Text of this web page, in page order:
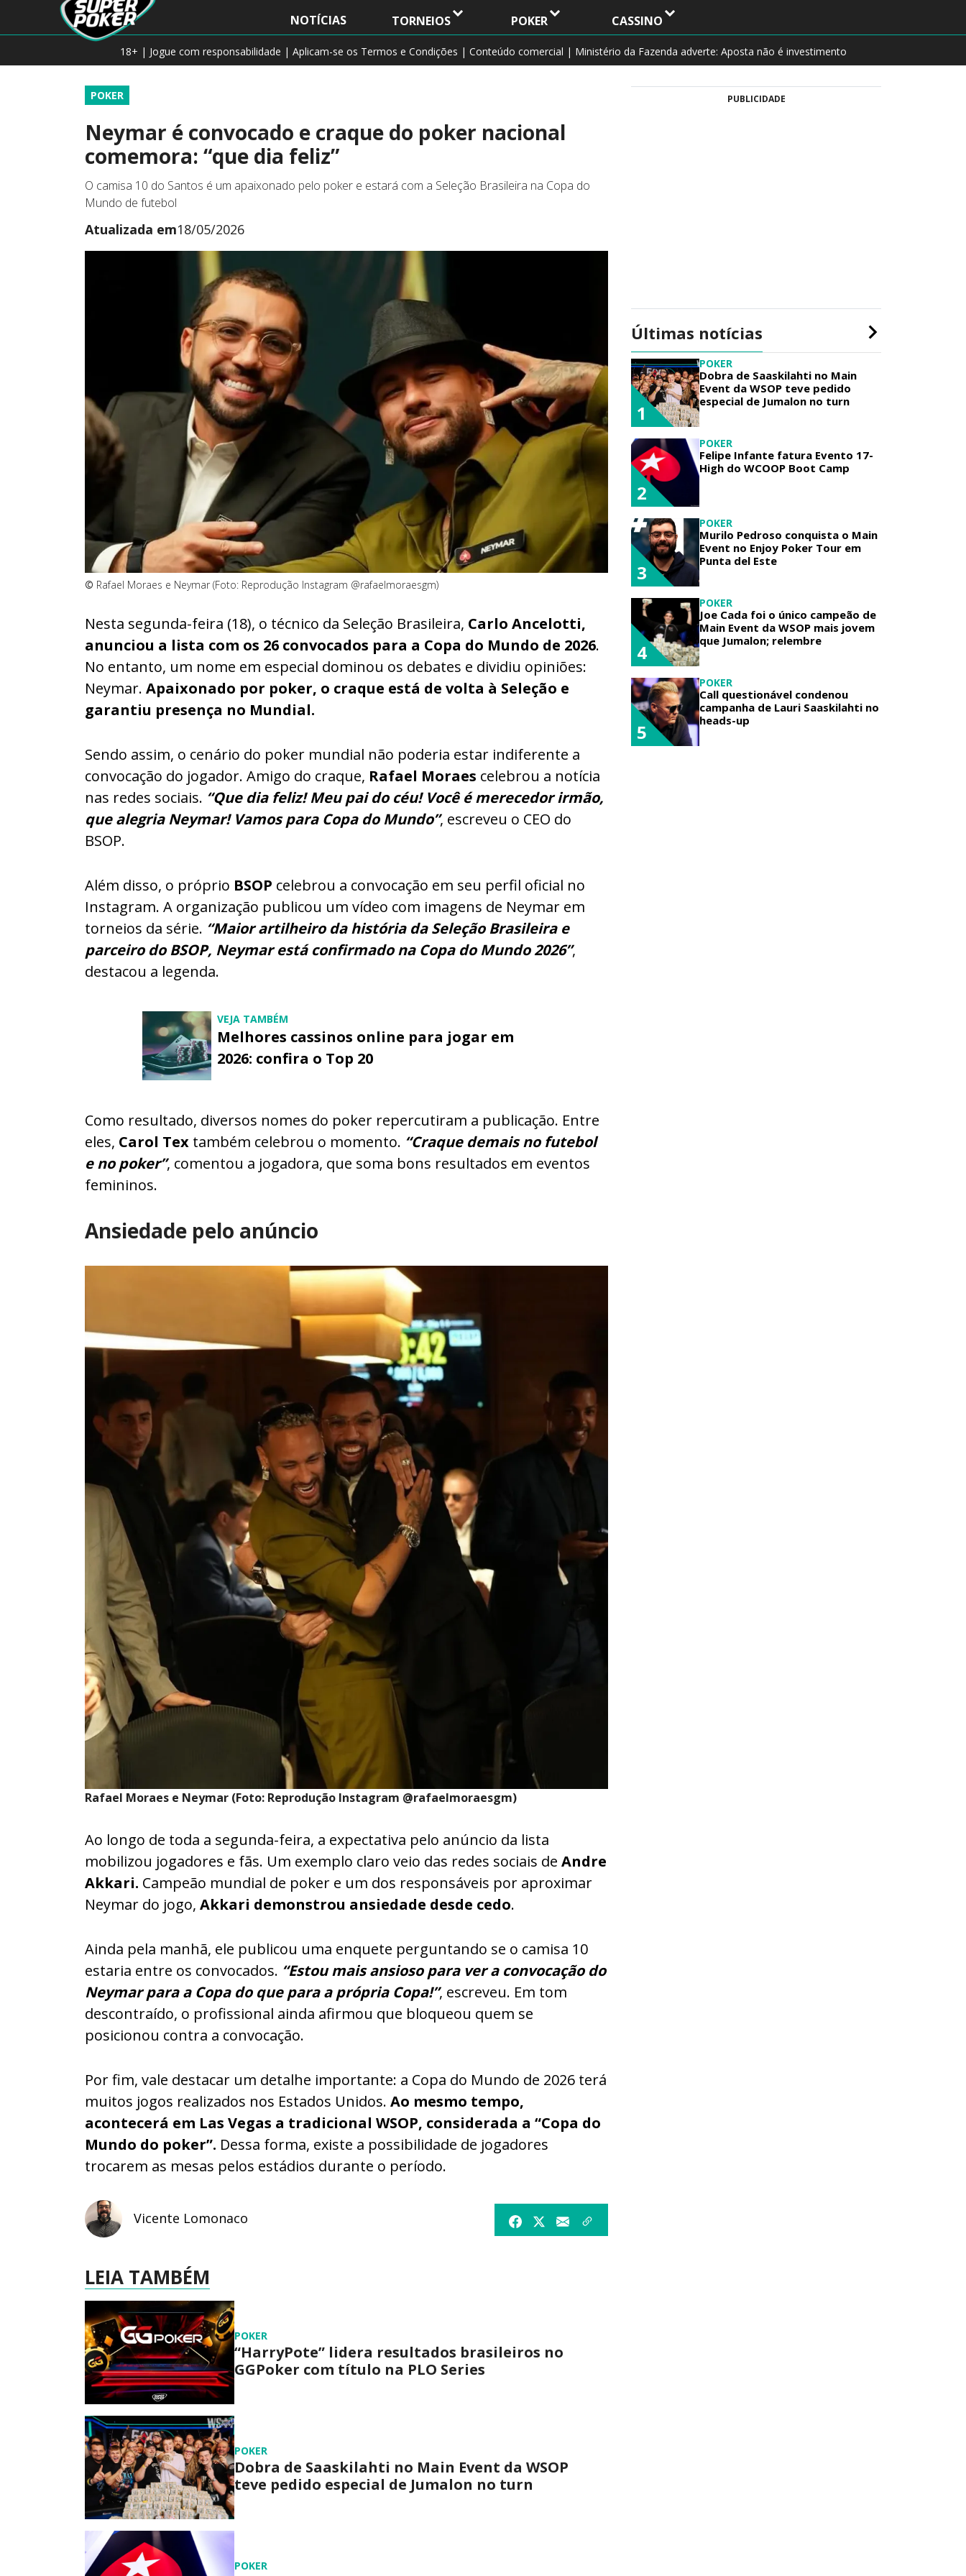
NOTÍCIAS TORNEIOS POKER CASSINO
18+ | Jogue com responsabilidade | Aplicam-se os Termos e Condições | Conteúdo comercial | Ministério da Fazenda adverte: Aposta não é investimento
POKER
Neymar é convocado e craque do poker nacional
comemora: “que dia feliz”
O camisa 10 do Santos é um apaixonado pelo poker e estará com a Seleção Brasileira na Copa do
Mundo de futebol
Atualizada em18/05/2026
© Rafael Moraes e Neymar (Foto: Reprodução Instagram @rafaelmoraesgm)
Nesta segunda-feira (18), o técnico da Seleção Brasileira, Carlo Ancelotti,
anunciou a lista com os 26 convocados para a Copa do Mundo de 2026.
No entanto, um nome em especial dominou os debates e dividiu opiniões:
Neymar. Apaixonado por poker, o craque está de volta à Seleção e
garantiu presença no Mundial.
Sendo assim, o cenário do poker mundial não poderia estar indiferente a
convocação do jogador. Amigo do craque, Rafael Moraes celebrou a notícia
nas redes sociais. “Que dia feliz! Meu pai do céu! Você é merecedor irmão,
que alegria Neymar! Vamos para Copa do Mundo”, escreveu o CEO do
BSOP.
Além disso, o próprio BSOP celebrou a convocação em seu perfil oficial no
Instagram. A organização publicou um vídeo com imagens de Neymar em
torneios da série. “Maior artilheiro da história da Seleção Brasileira e
parceiro do BSOP, Neymar está confirmado na Copa do Mundo 2026”,
destacou a legenda.
VEJA TAMBÉM
Melhores cassinos online para jogar em
2026: confira o Top 20
Como resultado, diversos nomes do poker repercutiram a publicação. Entre
eles, Carol Tex também celebrou o momento. “Craque demais no futebol
e no poker”, comentou a jogadora, que soma bons resultados em eventos
femininos.
Ansiedade pelo anúncio
Rafael Moraes e Neymar (Foto: Reprodução Instagram @rafaelmoraesgm)
Ao longo de toda a segunda-feira, a expectativa pelo anúncio da lista
mobilizou jogadores e fãs. Um exemplo claro veio das redes sociais de Andre
Akkari. Campeão mundial de poker e um dos responsáveis por aproximar
Neymar do jogo, Akkari demonstrou ansiedade desde cedo.
Ainda pela manhã, ele publicou uma enquete perguntando se o camisa 10
estaria entre os convocados. “Estou mais ansioso para ver a convocação do
Neymar para a Copa do que para a própria Copa!”, escreveu. Em tom
descontraído, o profissional ainda afirmou que bloqueou quem se
posicionou contra a convocação.
Por fim, vale destacar um detalhe importante: a Copa do Mundo de 2026 terá
muitos jogos realizados nos Estados Unidos. Ao mesmo tempo,
acontecerá em Las Vegas a tradicional WSOP, considerada a “Copa do
Mundo do poker”. Dessa forma, existe a possibilidade de jogadores
trocarem as mesas pelos estádios durante o período.
Vicente Lomonaco
LEIA TAMBÉM
POKER
“HarryPote” lidera resultados brasileiros no
GGPoker com título na PLO Series
POKER
Dobra de Saaskilahti no Main Event da WSOP
teve pedido especial de Jumalon no turn
POKER
PUBLICIDADE
Últimas notícias
POKER
Dobra de Saaskilahti no Main
Event da WSOP teve pedido
especial de Jumalon no turn
1
POKER
Felipe Infante fatura Evento 17-
High do WCOOP Boot Camp
2
POKER
Murilo Pedroso conquista o Main
Event no Enjoy Poker Tour em
Punta del Este
3
POKER
Joe Cada foi o único campeão de
Main Event da WSOP mais jovem
que Jumalon; relembre
4
POKER
Call questionável condenou
campanha de Lauri Saaskilahti no
heads-up
5